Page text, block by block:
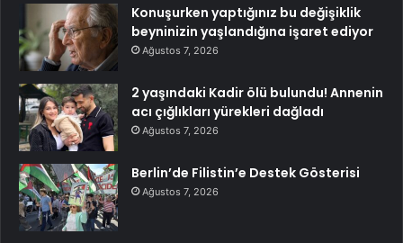
Konuşurken yaptığınız bu değişiklik
beyninizin yaşlandığına işaret ediyor
Ağustos 7, 2026
2 yaşındaki Kadir ölü bulundu! Annenin
acı çığlıkları yürekleri dağladı
Ağustos 7, 2026
Berlin’de Filistin’e Destek Gösterisi
Ağustos 7, 2026